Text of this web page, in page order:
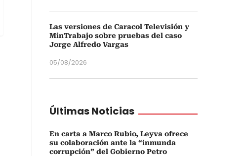
Las versiones de Caracol Televisión y
MinTrabajo sobre pruebas del caso
Jorge Alfredo Vargas
05/08/2026
Últimas Noticias
En carta a Marco Rubio, Leyva ofrece
su colaboración ante la “inmunda
corrupción” del Gobierno Petro